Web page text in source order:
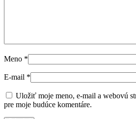
Meno *
E-mail *
Uložiť moje meno, e-mail a webovú
pre moje budúce komentáre.